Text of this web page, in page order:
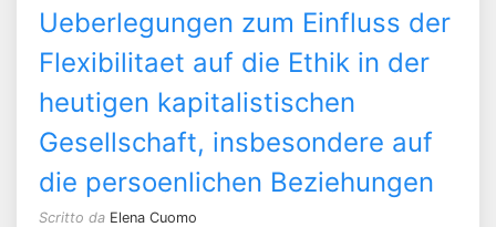
Ueberlegungen zum Einfluss der
Flexibilitaet auf die Ethik in der
heutigen kapitalistischen
Gesellschaft, insbesondere auf
die persoenlichen Beziehungen
Scritto da Elena Cuomo